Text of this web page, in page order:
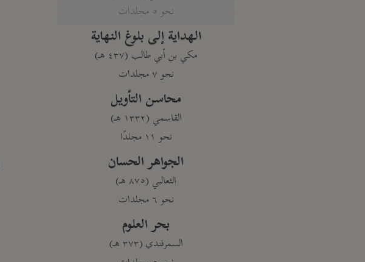
نحو ٥ مجلدات
الهداية إلى بلوغ النهاية
مكي بن أبي طالب (٤٣٧ هـ)
نحو ٧ مجلدات
محاسن التأويل
القاسمي (١٣٣٢ هـ)
نحو ١١ مجلدًا
الجواهر الحسان
الثعالبي (٨٧٥ هـ)
نحو ٦ مجلدات
بحر العلوم
السمرقندي (٣٧٣ هـ)